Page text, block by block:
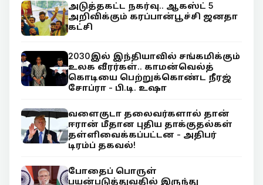
அடுத்தகட்ட நகர்வு.. ஆகஸ்ட் 5
அறிவிக்கும் கரப்பான்பூச்சி ஜனதா
கட்சி
2030இல் இந்தியாவில் சங்கமிக்கும்
உலக வீரர்கள்.. காமன்வெல்த்
கொடியை பெற்றுக்கொண்ட நீரஜ்
சோப்ரா - பி.டி. உஷா
வளைகுடா தலைவர்களால் தான்
ஈரான் மீதான புதிய தாக்குதல்கள்
தள்ளிவைக்கப்பட்டன - அதிபர்
டிரம்ப் தகவல்!
போதைப் பொருள்
பயன்படுத்துவதில் இருந்து